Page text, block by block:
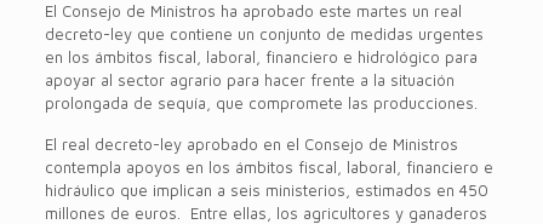
El Consejo de Ministros ha aprobado este martes un real
decreto-ley que contiene un conjunto de medidas urgentes
en los ámbitos fiscal, laboral, financiero e hidrológico para
apoyar al sector agrario para hacer frente a la situación
prolongada de sequía, que compromete las producciones.
El real decreto-ley aprobado en el Consejo de Ministros
contempla apoyos en los ámbitos fiscal, laboral, financiero e
hidráulico que implican a seis ministerios, estimados en 450
millones de euros. Entre ellas, los agricultores y ganaderos